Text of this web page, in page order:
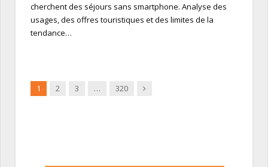
cherchent des séjours sans smartphone. Analyse des
usages, des offres touristiques et des limites de la
tendance…
1 2 3 … 320 Suivant